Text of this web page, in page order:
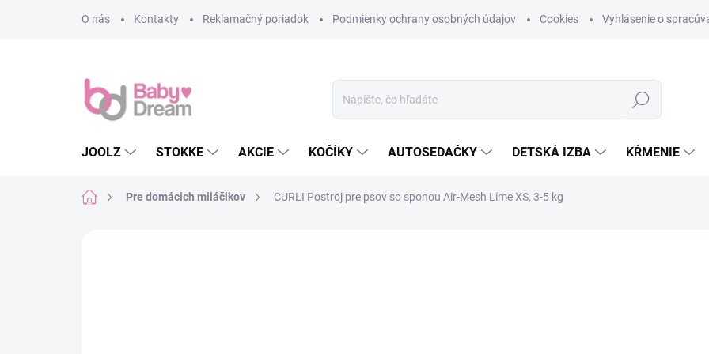
O nás
Kontakty Reklamačný poriadok Podmienky ochrany osobných údajov Cookies Vyhlásenie o
Hľadať
JOOLZ STOKKE AKCIE KOČÍKY AUTOSEDAČKY DETSKÁ IZBA KŔMENIE
DomovPre domácich miláčikov CURLI Postroj pre psov so sponou Air-Mesh Lime XS, 3-5 kg